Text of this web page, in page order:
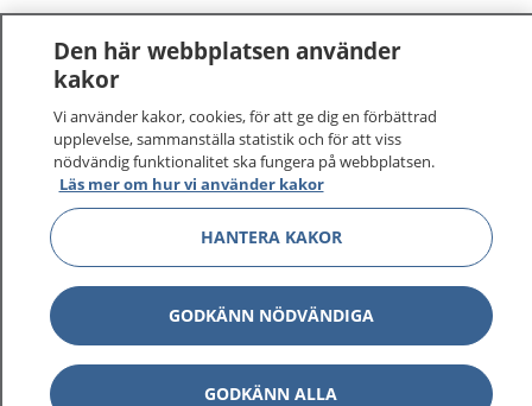
Den här webbplatsen använder
kakor
Vi använder kakor, cookies, för att ge dig en förbättrad
upplevelse, sammanställa statistik och för att viss
nödvändig funktionalitet ska fungera på webbplatsen.
Läs mer om hur vi använder kakor
HANTERA KAKOR
GODKÄNN NÖDVÄNDIGA
GODKÄNN ALLA